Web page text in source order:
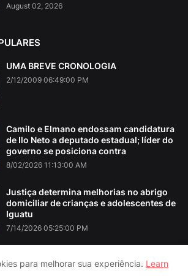
August 02, 2026
UMA BREVE CRONOLOGIA
2/12/2009 06:49:00 PM
Camilo e Elmano endossam candidatura
de Ilo Neto a deputado estadual; líder do
governo se posiciona contra
8/02/2026 11:13:00 AM
Justiça determina melhorias no abrigo
domiciliar de crianças e adolescentes de
Iguatu
7/14/2026 05:25:00 PM
para melhorar sua experiência. Learn